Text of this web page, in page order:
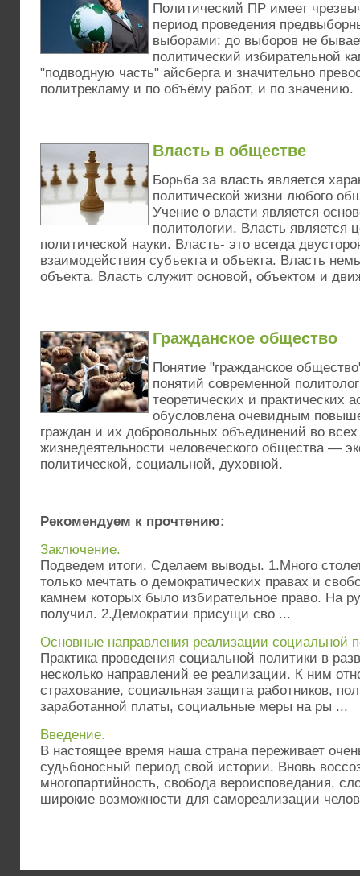
Политический ПР имеет
период проведения
выборами: до выборов не
политический избирательной
"подводную часть" айсберга и значительно
политрекламу и по объёму работ, и по значению.
Власть в обществе
Борьба за власть является
политической жизни любого
Учение о власти является
политологии. Власть является
политической науки. Власть- это всегда
взаимодействия субъекта и объекта. Власть
объекта. Власть служит основой, объектом и
Гражданское общество
Понятие "гражданское
понятий современной
теоретических и практических
обусловлена очевидным
граждан и их добровольных объединений во
жизнедеятельности человеческого общества —
политической, социальной, духовной.
Рекомендуем к прочтению:
Заключение.
Подведем итоги. Сделаем выводы. 1.Много
только мечтать о демократических правах и
камнем которых было избирательное право. На
получил. 2.Демократии присущи сво ...
Основные направления реализации социальной
Практика проведения социальной политики в
несколько направлений ее реализации. К ним
страхование, социальная защита работников,
заработанной платы, социальные меры на ры ...
Введение.
В настоящее время наша страна переживает
судьбоносный период свой истории. Вновь
многопартийность, свобода вероисповедания,
широкие возможности для самореализации